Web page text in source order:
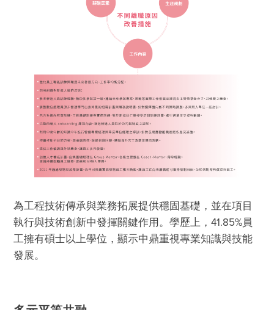
為工程技術傳承與業務拓展提供穩固基礎，並在項目
執行與技術創新中發揮關鍵作用。學歷上，41.85%員
工擁有碩士以上學位，顯示中鼎重視專業知識與技能
發展。